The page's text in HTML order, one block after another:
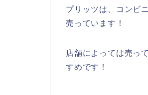
プリッツは、コンビ
売っています！
店舗によっては売っ
すめです！